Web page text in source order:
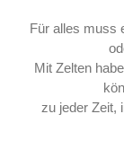
Für alles muss
Mit Zelten
zu jeder Zeit,